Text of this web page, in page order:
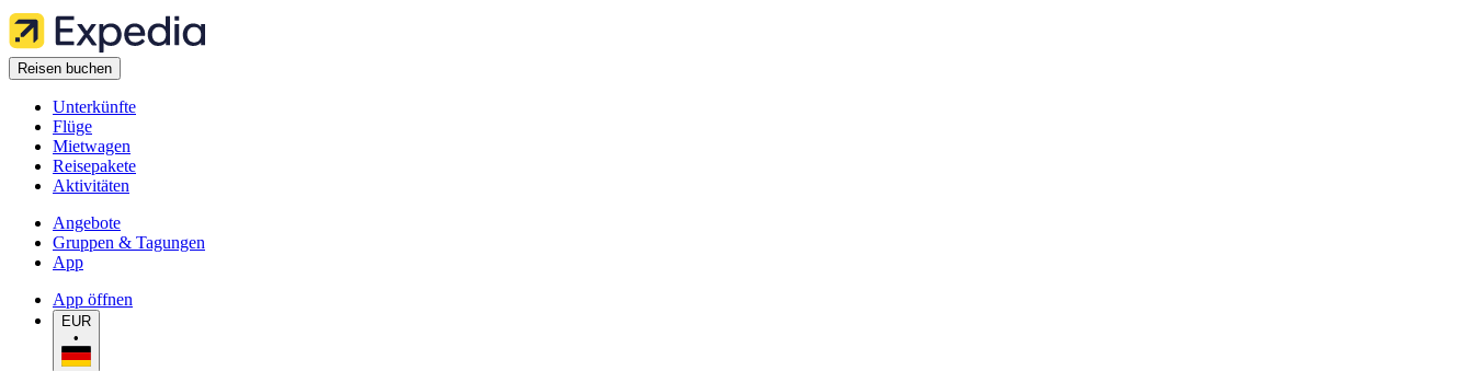
Reisen buchen
Unterkünfte
Flüge
Mietwagen
Reisepakete
Aktivitäten
Angebote
Gruppen & Tagungen
App
App öffnen
EUR
•